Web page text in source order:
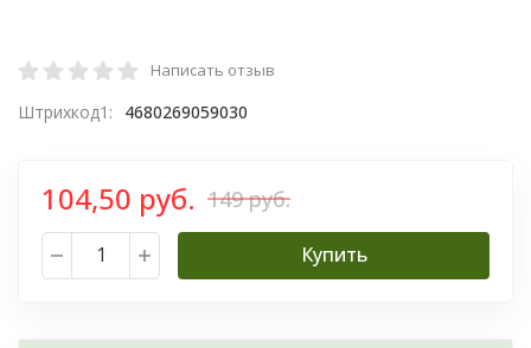
Написать отзыв
Штрихкод1: 4680269059030
104,50 руб. 149 руб.
Купить